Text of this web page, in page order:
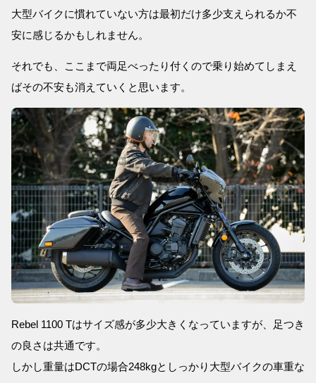
大型バイクに慣れていない方は最初だけ多少支えられるか不
安に感じるかもしれません。
それでも、ここまで両足べったり付くので乗り始めてしまえ
ばその不安も消えていくと思います。
Rebel 1100 Tはサイズ感が多少大きくなっていますが、足つき
の良さは共通です。
しかし重量はDCTの場合248kgとしっかり大型バイクの車重な